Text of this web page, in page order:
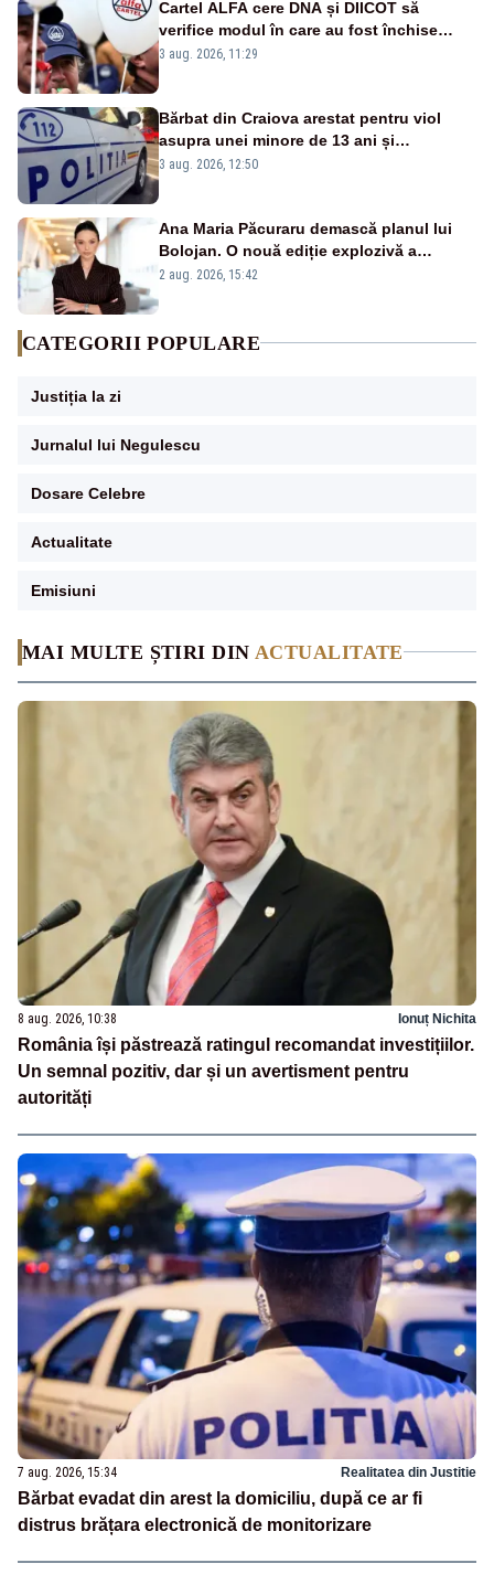
MAI MULTE ȘTIRI DIN ACTUALITATE
8 aug. 2026, 10:38 Ionuț Nichita
România își păstrează ratingul recomandat investițiilor.
Un semnal pozitiv, dar și un avertisment pentru
autorități
7 aug. 2026, 15:34 Realitatea din Justitie
Bărbat evadat din arest la domiciliu, după ce ar fi
distrus brățara electronică de monitorizare
Cartel ALFA cere DNA și DIICOT să
verifice modul în care au fost închise
centralele pe cărbune
3 aug. 2026, 11:29
Bărbat din Craiova arestat pentru viol
asupra unei minore de 13 ani și
pornografie infantilă
3 aug. 2026, 12:50
Ana Maria Păcuraru demască planul lui
Bolojan. O nouă ediție explozivă a
emisiunii „Miza Zilei” la Realitatea PLUS
2 aug. 2026, 15:42
CATEGORII POPULARE
Justiția la zi
Jurnalul lui Negulescu
Dosare Celebre
Actualitate
Emisiuni